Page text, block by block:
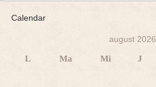
Calendar
august 2026
L Ma Mi J